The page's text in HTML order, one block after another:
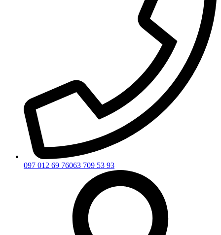
097 012 69 76063 709 53 93